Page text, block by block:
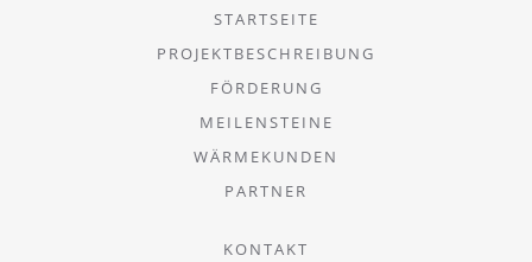
STARTSEITE
PROJEKTBESCHREIBUNG
FÖRDERUNG
MEILENSTEINE
WÄRMEKUNDEN
PARTNER
KONTAKT